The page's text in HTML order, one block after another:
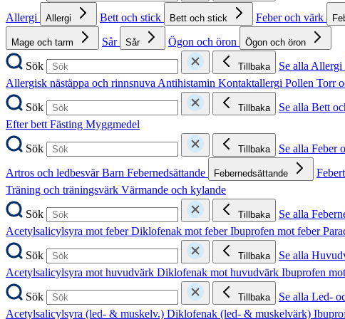
Allergi Allergi Bett och stick Bett och stick Feber och värk
Mage och tarm Sår Sår Ögon och öron Ögon och öron
Sök Tillbaka
Se alla Allergi
Allergisk nästäppa och rinnsnuva Antihistamin Kontaktallergi Pollen Torr
Sök
Tillbaka
Se alla Bett
Efter bett Fästing Myggmedel
Sök
Tillbaka
Se alla Feber
Artros och ledbesvärBarn Febernedsättande Febernedsättande
Träning och träningsvärk Värmande och kylande
Sök
Tillbaka
Se alla
Acetylsalicylsyra mot feberDiklofenak mot feberIbuprofen mot feber
Sök
Tillbaka
Se alla
Acetylsalicylsyra mot huvudvärk Diklofenak mot huvudvärk Ibuprofen
Sök
Tillbaka
Se alla Led-
Acetylsalicylsyra (led- & muskelv.) Diklofenak (led- & muskelvärk)